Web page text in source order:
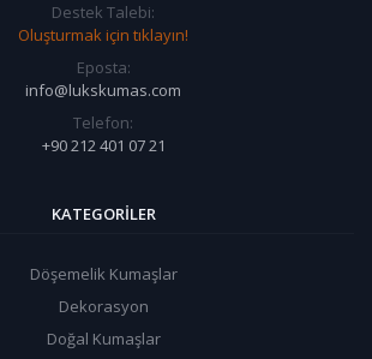
Destek Talebi:
Oluşturmak için tıklayın!
Eposta:
info@lukskumas.com
Telefon:
+90 212 401 07 21
KATEGORILER
Döşemelik Kumaşlar
Dekorasyon
Doğal Kumaşlar